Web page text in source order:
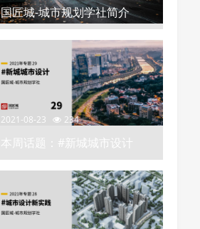
国匠城-城市规划学社简介
2021-08-23 234
本周话题：#新城城市设计
——城市规划学社知识星球